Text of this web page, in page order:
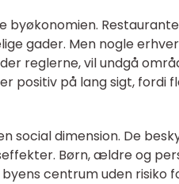
byøkonomien.
gader. Men nogle
reglerne, vil undgå
positiv på lang sigt, fordi
social dimension. De
Børn, ældre og
centrum uden risiko